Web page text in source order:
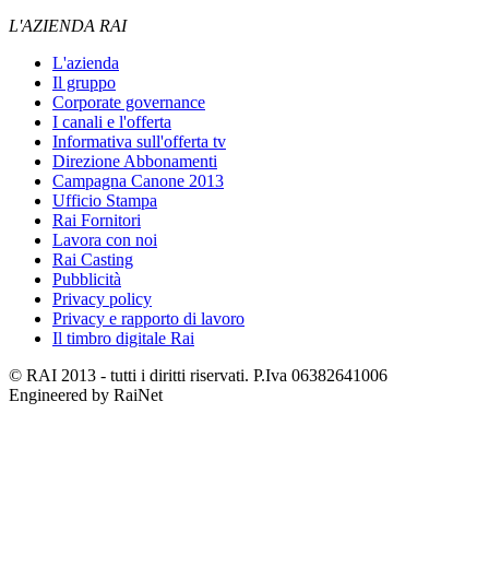
L'AZIENDA RAI
L'azienda
Il gruppo
Corporate governance
I canali e l'offerta
Informativa sull'offerta tv
Direzione Abbonamenti
Campagna Canone 2013
Ufficio Stampa
Rai Fornitori
Lavora con noi
Rai Casting
Pubblicità
Privacy policy
Privacy e rapporto di lavoro
Il timbro digitale Rai
© RAI 2013 - tutti i diritti riservati. P.Iva 06382641006
Engineered by RaiNet